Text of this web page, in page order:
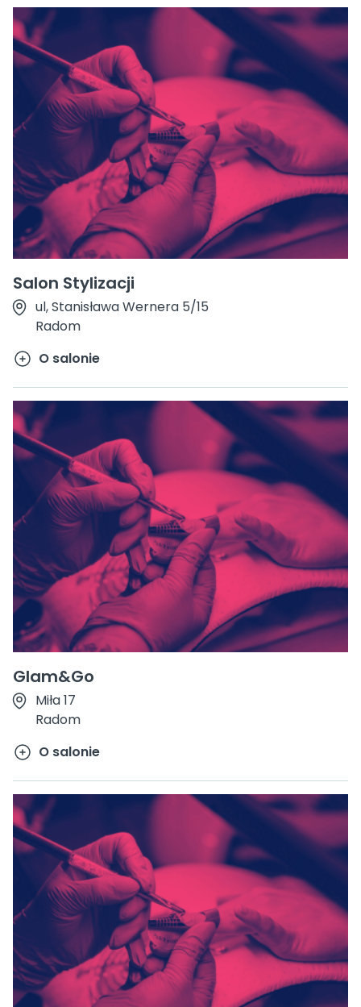
Salon Stylizacji
ul, Stanisława Wernera 5/15
Radom
O salonie
Glam&Go
Miła 17
Radom
O salonie